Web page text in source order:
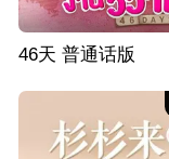
46天 普通话版